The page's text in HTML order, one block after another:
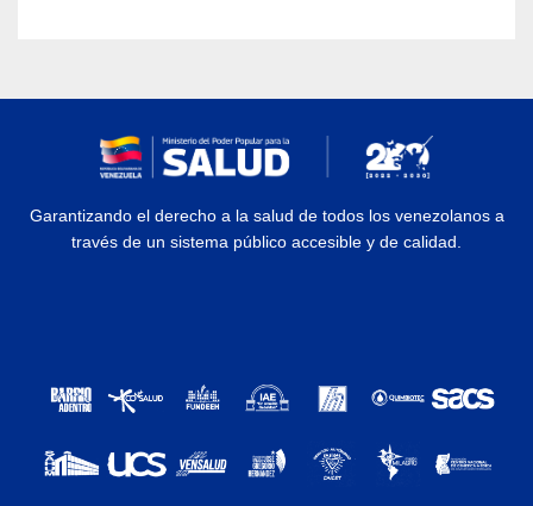
Garantizando el derecho a la salud de todos los venezolanos a
través de un sistema público accesible y de calidad.